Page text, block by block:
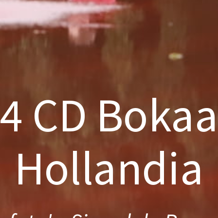
CD
Hollandia